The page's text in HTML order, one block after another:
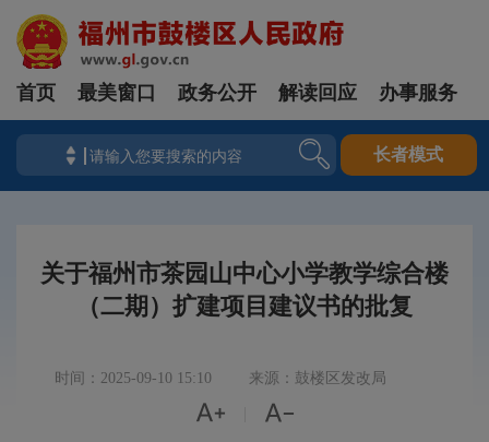
首页 最美窗口 政务公开 解读回应 办事服务
长者模式
关于福州市茶园山中心小学教学综合楼
（二期）扩建项目建议书的批复
时间：2025-09-10 15:10 来源：鼓楼区发改局
 